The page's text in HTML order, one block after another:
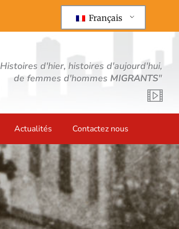
Français
Histoires d'hier, histoires d'aujourd'hui,
de femmes d'hommesMIGRANTS"
Actualités Contactez nous